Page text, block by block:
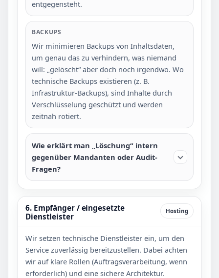
entgegensteht.
BACKUPS
Wir minimieren Backups von Inhaltsdaten,
um genau das zu verhindern, was niemand
will: „gelöscht“ aber doch noch irgendwo. Wo
technische Backups existieren (z. B.
Infrastruktur-Backups), sind Inhalte durch
Verschlüsselung geschützt und werden
zeitnah rotiert.
Wie erklärt man „Löschung“ intern
gegenüber Mandanten oder Audit-
Fragen?
6. Empfänger / eingesetzte
Dienstleister
Hosting
Wir setzen technische Dienstleister ein, um den
Service zuverlässig bereitzustellen. Dabei achten
wir auf klare Rollen (Auftragsverarbeitung, wenn
erforderlich) und eine sichere Architektur.